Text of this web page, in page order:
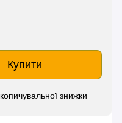
Купити
знижки